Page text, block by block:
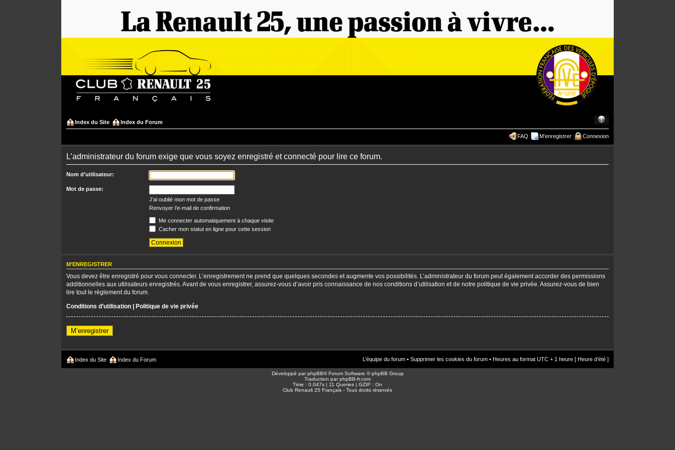
Index du Site Index du Forum
FAQ M’enregistrer Connexion
L’administrateur du forum exige que vous soyez enregistré et connecté pour lire ce forum.
Nom d’utilisateur:
Mot de passe:
J’ai oublié mon mot de passe
Renvoyer l’e-mail de confirmation
Me connecter automatiquement à chaque visite
Cacher mon statut en ligne pour cette session
M’ENREGISTRER
Vous devez être enregistré pour vous connecter. L’enregistrement ne prend que quelques secondes et augmente vos possibilités. L’administrateur du forum peut également accorder des permissions
additionnelles aux utilisateurs enregistrés. Avant de vous enregistrer, assurez-vous d’avoir pris connaissance de nos conditions d’utilisation et de notre politique de vie privée. Assurez-vous de bien
lire tout le règlement du forum.
Conditions d’utilisation | Politique de vie privée
M’enregistrer
Index du Site Index du Forum L’équipe du forum • Supprimer les cookies du forum • Heures au format UTC + 1 heure [ Heure d’été ]
Développé parphpBB® Forum Software © phpBB Group
Traduction parphpBB-fr.com
Time : 0.047s | 11 Queries | GZIP : On
Club Renault 25 Français - Tous droits réservés